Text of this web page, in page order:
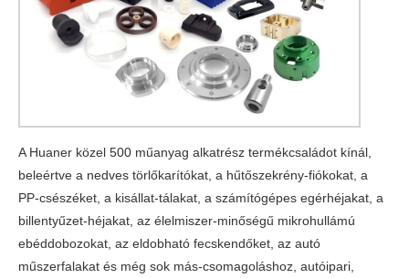
A Huaner közel 500 műanyag alkatrész termékcsaládot kínál,
beleértve a nedves törlőkarítókat, a hűtőszekrény-fiókokat, a
PP-csészéket, a kisállat-tálakat, a számítógépes egérhéjakat, a
billentyűzet-héjakat, az élelmiszer-minőségű mikrohullámú
ebéddobozokat, az eldobható fecskendőket, az autó
műszerfalakat és még sok más-csomagoláshoz, autóipari,